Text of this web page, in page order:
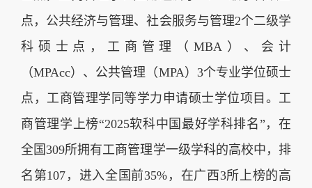
点，公共经济与管理、社会服务与管理2个二级学
科硕士点，工商管理（MBA）、会计
（MPAcc）、公共管理（MPA）3个专业学位硕士
点，工商管理学同等学力申请硕士学位项目。工
商管理学上榜“2025软科中国最好学科排名”，在
全国309所拥有工商管理学一级学科的高校中，排
名第107，进入全国前35%，在广西3所上榜的高